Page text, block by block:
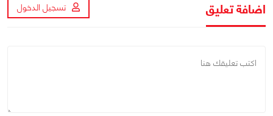
اضافة تعليق تسجيل الدخول